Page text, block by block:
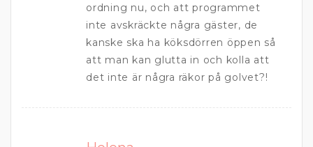
ordning nu, och att programmet
inte avskräckte några gäster, de
kanske ska ha köksdörren öppen så
att man kan glutta in och kolla att
det inte är några räkor på golvet?!